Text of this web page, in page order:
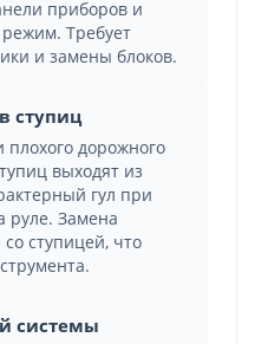
приборов и
Требует
и замены блоков.
ступиц
плохого дорожного
выходят из
гул при
руле. Замена
ступицей, что
системы